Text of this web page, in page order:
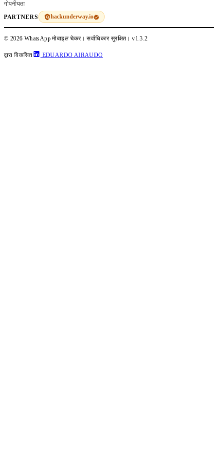
गोपनीयता
PARTNERS hackunderway.io
© 2026 WhatsApp मोबाइल चेकर। सर्वाधिकार सुरक्षित।v1.3.2
द्वारा विकसित EDUARDO AIRAUDO